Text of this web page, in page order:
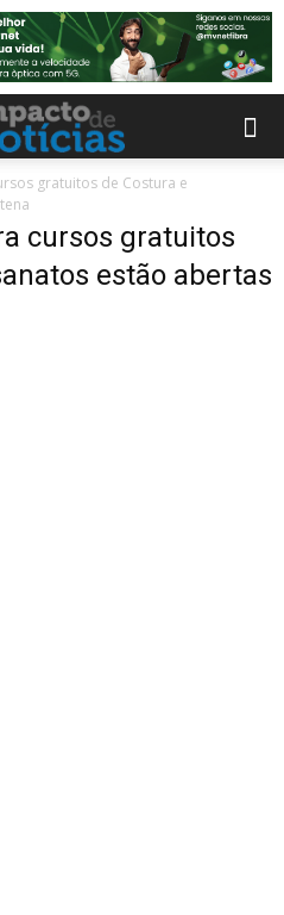
gratuitos de Costura e
cursos gratuitos
estão abertas